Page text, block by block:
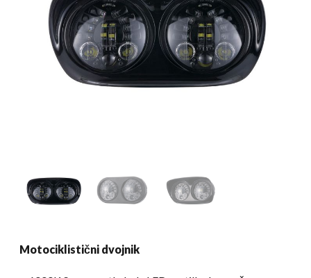
Motociklistični dvojnik